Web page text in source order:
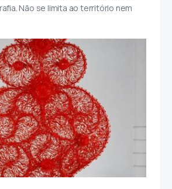
Não se limita ao território nem